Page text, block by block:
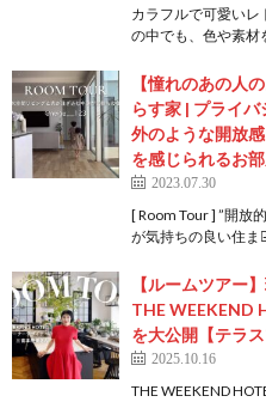
カラフルで可愛い
の中でも、色や素
【憧れのあの人
らす家 | プライ
外のような開放
を感じられるお
2023.07.30
[ Room Tour ] ”開放
が気持ちの良い住ま
【ルームツアー
THE WEEKEND
を大公開【テラ
2025.10.16
THE WEEKEND